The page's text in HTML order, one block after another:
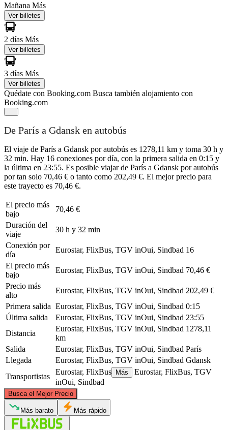
Mañana Más
Ver billetes
2 días Más
Ver billetes
3 días Más
Ver billetes
Quédate con Booking.com Busca también alojamiento con
Booking.com
De París a Gdansk en autobús
El viaje de París a Gdansk por autobús es 1278,11 km y toma 30 h y
32 min. Hay 16 conexiones por día, con la primera salida en 0:15 y
la última en 23:55. Es posible viajar de París a Gdansk por autobús
por tan solo 70,46 € o tanto como 202,49 €. El mejor precio para
este trayecto es 70,46 €.
El precio más
bajo
70,46 €
Duración del
viaje
30 h y 32 min
Conexión por
día
Eurostar, FlixBus, TGV inOui, Sindbad 16
El precio más
bajo
Eurostar, FlixBus, TGV inOui, Sindbad 70,46 €
Precio más
alto
Eurostar, FlixBus, TGV inOui, Sindbad 202,49 €
Primera salida Eurostar, FlixBus, TGV inOui, Sindbad 0:15
Última salida
Eurostar, FlixBus, TGV inOui, Sindbad 23:55
Distancia
Eurostar, FlixBus, TGV inOui, Sindbad 1278,11
km
Salida
Eurostar, FlixBus, TGV inOui, Sindbad París
Llegada
Eurostar, FlixBus, TGV inOui, Sindbad Gdansk
Transportistas
Eurostar, FlixBus Más
Eurostar, FlixBus, TGV
inOui, Sindbad
Busca el Mejor Precio
Más barato Más rápido